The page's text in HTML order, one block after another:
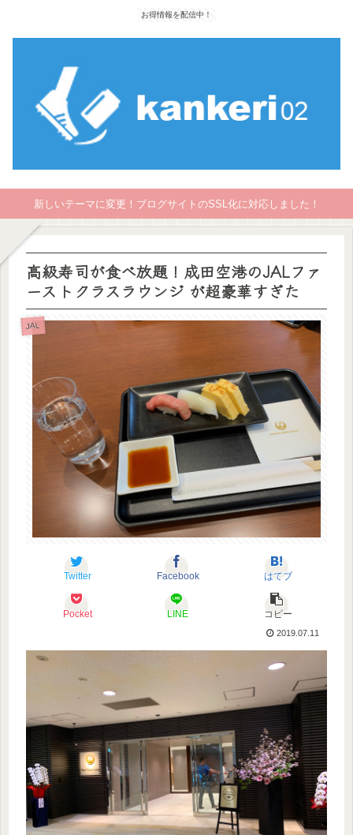
お得情報を配信中！
新しいテーマに変更！ブログサイトのSSL化に対応しました！
高級寿司が食べ放題！成田空港のJALファ
ーストクラスラウンジ が超豪華すぎた
JAL
Twitter Facebook はてブ
Pocket LINE コピー
2019.07.11